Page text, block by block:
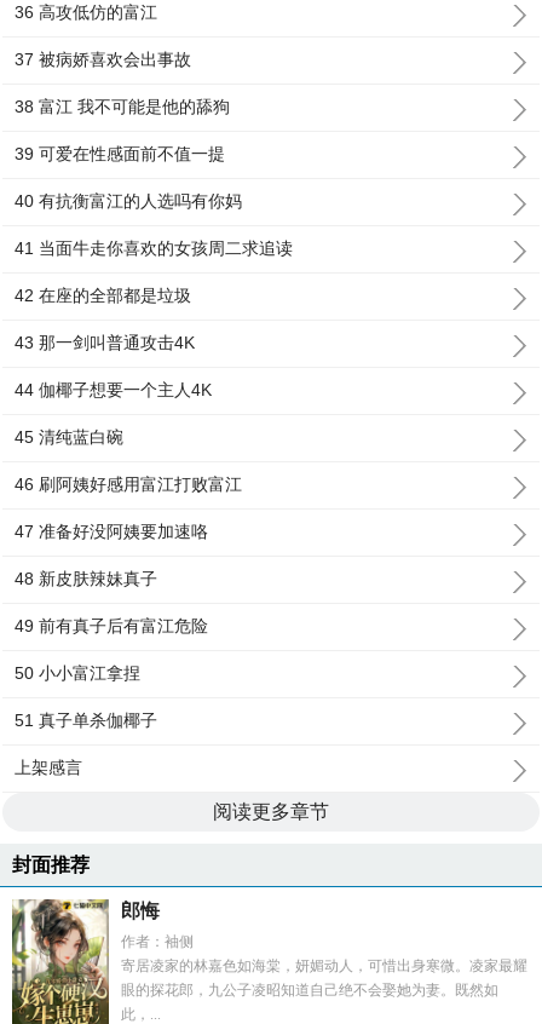
36 高攻低仿的富江
37 被病娇喜欢会出事故
38 富江 我不可能是他的舔狗
39 可爱在性感面前不值一提
40 有抗衡富江的人选吗有你妈
41 当面牛走你喜欢的女孩周二求追读
42 在座的全部都是垃圾
43 那一剑叫普通攻击4K
44 伽椰子想要一个主人4K
45 清纯蓝白碗
46 刷阿姨好感用富江打败富江
47 准备好没阿姨要加速咯
48 新皮肤辣妹真子
49 前有真子后有富江危险
50 小小富江拿捏
51 真子单杀伽椰子
上架感言
阅读更多章节
封面推荐
郎悔
作者：袖侧
寄居凌家的林嘉色如海棠，妍媚动人，可惜出身寒微。凌家最耀
眼的探花郎，九公子凌昭知道自己绝不会娶她为妻。既然如
此，...